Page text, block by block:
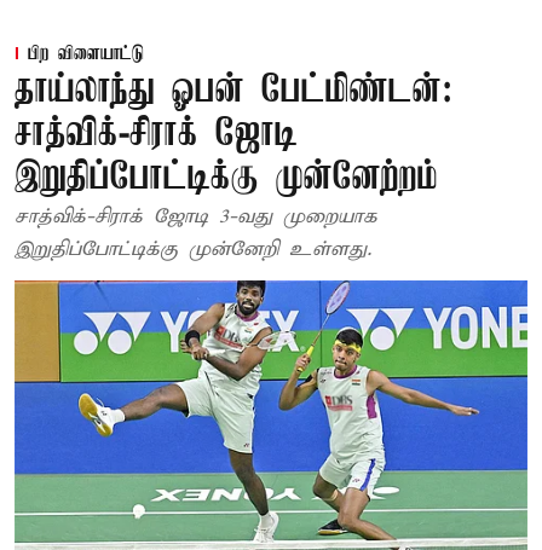
பிற விளையாட்டு
தாய்லாந்து ஓபன் பேட்மிண்டன்:
சாத்விக்-சிராக் ஜோடி
இறுதிப்போட்டிக்கு முன்னேற்றம்
சாத்விக்-சிராக் ஜோடி 3-வது முறையாக
இறுதிப்போட்டிக்கு முன்னேறி உள்ளது.